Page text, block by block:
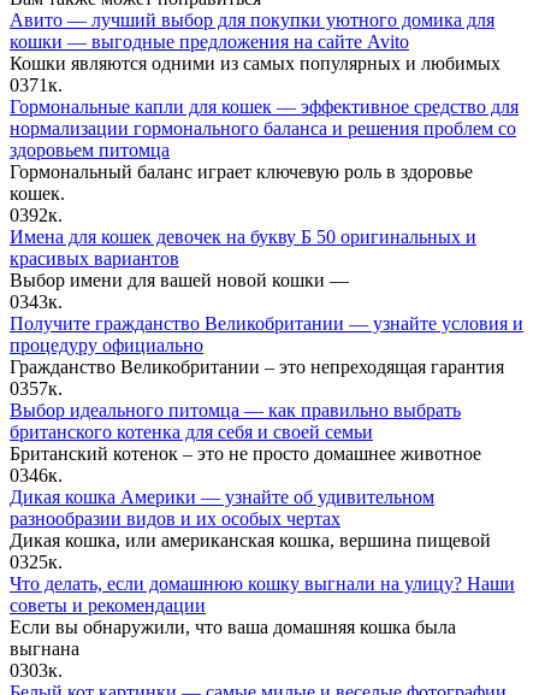
Авито — лучший выбор для покупки уютного домика для
кошки — выгодные предложения на сайте Avito
Кошки являются одними из самых популярных и любимых
0371к.
Гормональные капли для кошек — эффективное средство для
нормализации гормонального баланса и решения проблем со
здоровьем питомца
Гормональный баланс играет ключевую роль в здоровье
кошек.
0392к.
Имена для кошек девочек на букву Б 50 оригинальных и
красивых вариантов
Выбор имени для вашей новой кошки —
0343к.
Получите гражданство Великобритании — узнайте условия и
процедуру официально
Гражданство Великобритании – это непреходящая гарантия
0357к.
Выбор идеального питомца — как правильно выбрать
британского котенка для себя и своей семьи
Британский котенок – это не просто домашнее животное
0346к.
Дикая кошка Америки — узнайте об удивительном
разнообразии видов и их особых чертах
Дикая кошка, или американская кошка, вершина пищевой
0325к.
Что делать, если домашнюю кошку выгнали на улицу? Наши
советы и рекомендации
Если вы обнаружили, что ваша домашняя кошка была
выгнана
0303к.